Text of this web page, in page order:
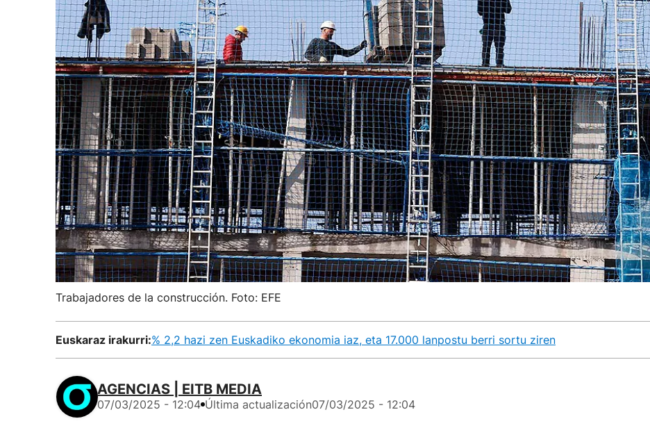
Trabajadores de la construcción. Foto: EFE
Euskaraz irakurri:% 2,2 hazi zen Euskadiko ekonomia iaz, eta 17.000 lanpostu berri sortu ziren
AGENCIAS | EITB MEDIA
07/03/2025 - 12:04 Última actualización07/03/2025 - 12:04